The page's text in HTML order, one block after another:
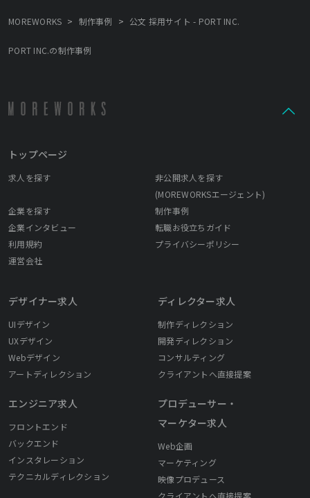
MOREWORKS > 制作事例 > 公文 採用サイト - PORT INC.
PORT INC.の制作事例
トップページ
求人を探す
非公開求人を探す
(MOREWORKSエージェント)
企業を探す
制作事例
企業インタビュー
転職お役立ちガイド
利用規約
プライバシーポリシー
運営会社
デザイナー求人
UIデザイン
UXデザイン
Webデザイン
アートディレクション
エンジニア求人
フロントエンド
バックエンド
インスタレーション
テクニカルディレクション
ディレクター求人
制作ディレクション
開発ディレクション
コンサルティング
クライアントへ直接提案
プロデューサー・
マーケター求人
Web企画
マーケティング
映像プロデュース